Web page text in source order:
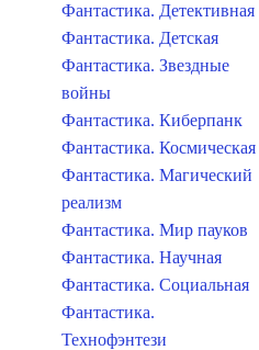
Фантастика. Детективная
Фантастика. Детская
Фантастика. Звездные
войны
Фантастика. Киберпанк
Фантастика. Космическая
Фантастика. Магический
реализм
Фантастика. Мир пауков
Фантастика. Научная
Фантастика. Социальная
Фантастика.
Технофэнтези